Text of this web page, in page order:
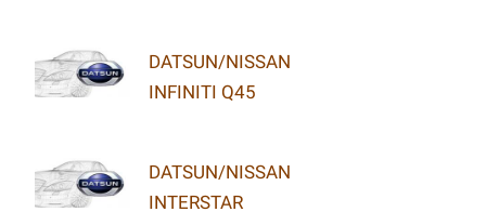
DATSUN/NISSAN
INFINITI Q45
DATSUN/NISSAN
INTERSTAR